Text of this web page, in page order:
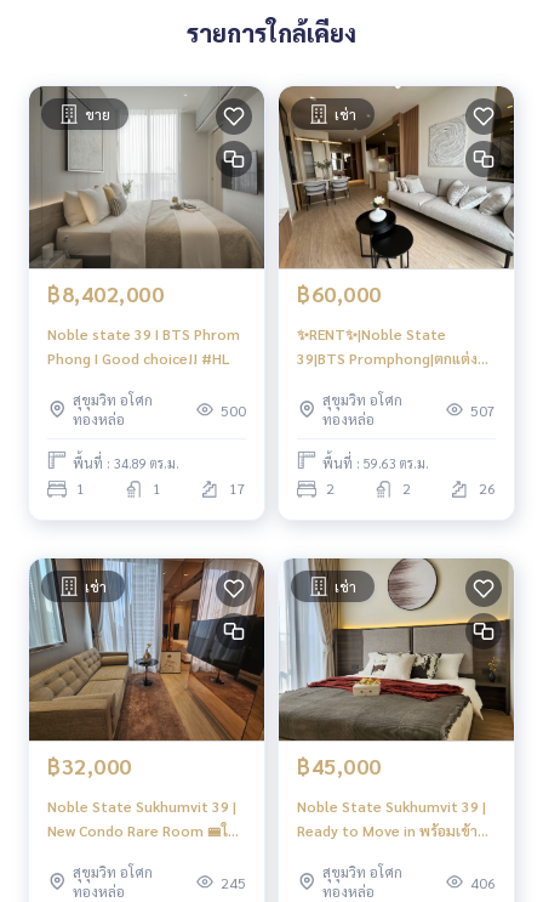
โนเบิล สเตท 39 แต่งห้องพร้อมอยู่ สถาปัตยกรรมไอคอนนิค ที่แฝ
งกลิ่นอายความคลาสสิค และคงความร่วมสมัย ใจกลางพร้อมพงษ์
Facility🪴⛲️
G, Main Lobby
11th floor, Olivia Lounge
11th floor, Mellow Space
37th floor, Horizontal Gym
37th floor, Skylight Pool
37th floor, Sky Lounge
37th floor, Chef Table & Farm
Location
Sukhumvit 39
BTS Phromphong 450m
----------------------------------------
You can inbox or dm to ask more information, It’s my pleas
ure to give.
What App+6693-943-4388
LINE ID : @BPP2019
#condosukhumvit #sukhumvitcondo #phromphongcond
o #phromphonghouse #2bedroomsphromphong #duplex
condo #duplex #2bedroomphromphong #bigcondo #bigs
pacecondo #btsphromphong #luxurycondo #emsphere #
emquatier #emporium #condonearphromphong #condon
earbts #condo #100sqmcondo #duplex #highfloorroom
#highfloorcondo #niceviewcondo #newcondo #noble #n
oblestate39 #thonglor
#Year\"
รายการใกล้เคียง
ขาย
฿8,402,000
Noble state 39 I BTS Phrom
Phong I Good choice!! #HL
สุขุมวิท อโศก
ทองหล่อ
500
พื้นที่ : 34.89 ตร.ม.
1 1 17
เช่า
฿60,000
✨RENT✨|Noble State
39|BTS Promphong|ตกแต่ง
สุขุมวิท อโศก
ทองหล่อ
507
พื้นที่ : 59.63 ตร.ม.
2 2 26
เช่า
฿32,000
Noble State Sukhumvit 39 |
New Condo Rare Room 🚝ใกล้
สุขุมวิท อโศก
ทองหล่อ
245
เช่า
฿45,000
Noble State Sukhumvit 39 |
Ready to Move in พร้อมเข้าอยู่
| Newสุขุมวิท อโศก
ทองหล่อ
406